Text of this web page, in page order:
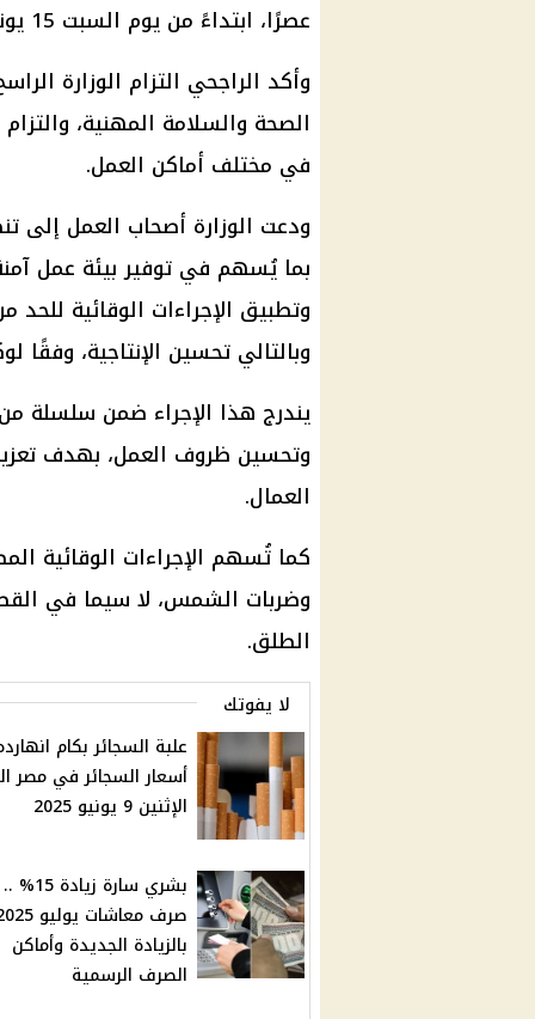
عصرًا، ابتداءً من يوم السبت 15 يونيو 2024، وينتهي يوم الأحد 15 سبتمبر 2024.
وأكد الراجحي التزام الوزارة
الصحة والسلامة المهنية،
في مختلف أماكن العمل.
ودعت الوزارة أصحاب العمل إلى
بما يُسهم في توفير بيئة عمل
وتطبيق الإجراءات الوقائية
وبالتالي تحسين الإنتاجية، وفقًا
يندرج هذا الإجراء ضمن سلسلة
وتحسين ظروف العمل، بهدف
العمال.
كما تُسهم الإجراءات الوقائية
وضربات الشمس، لا سيما في
الطلق.
لا يفوتك
علبة السجائر بكام
أسعار السجائر في مصر
الإثنين 9 يونيو 2025
بشري سارة
صرف معاشات
بالزيادة الجديدة وأماكن
الصرف الرسمية